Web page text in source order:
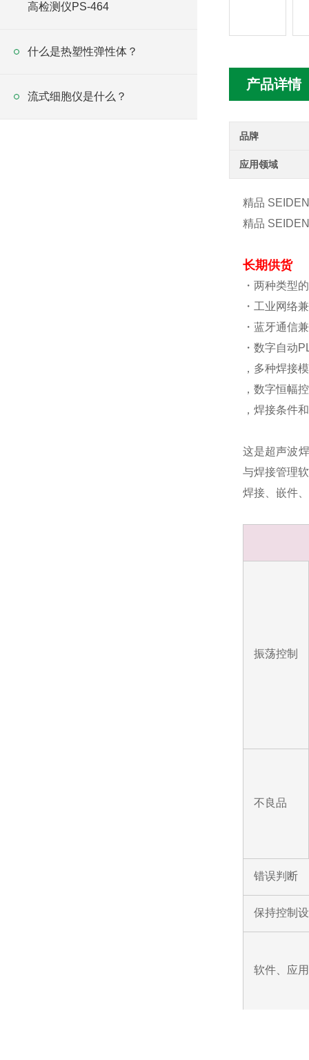
产品详情
品牌
应用领域
精品
精品
长期供货
・两种类型
・工业网络
・蓝牙通信
・数字自动
，多种焊接
，数字恒幅
，焊接条件
这是超声波
与焊接管理
焊接、嵌件
振荡控制
不良品
错误判断
保持控制
软件、应
高检测仪PS-464
什么是热塑性弹性体？
流式细胞仪是什么？